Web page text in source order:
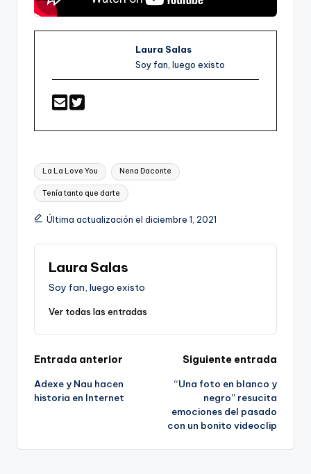
Laura Salas
Soy fan, luego existo
Etiquetas:
La La Love You Nena Daconte
Tenía tanto que darte
Última actualización el diciembre 1, 2021
Laura Salas
Soy fan, luego existo
Ver todas las entradas
Navegación
de
Entrada anterior
Adexe y Nau hacen
historia en Internet
Siguiente entrada
“Una foto en blanco y
negro” resucita
emociones del pasado
con un bonito videoclip